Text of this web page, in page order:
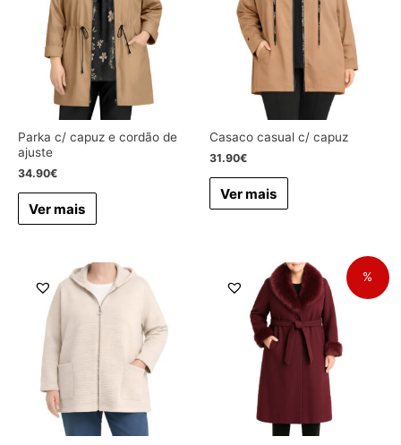
Parka c/ capuz e cordão de
ajuste
34.90€
Ver mais
Casaco casual c/ capuz
31.90€
Ver mais
%